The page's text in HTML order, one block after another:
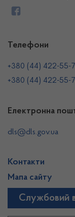
Телефони
+380 (44) 422-55-
+380 (44) 422-55-
Електронна
dls@dls.gov.ua
Контакти
Мапа сайту
Службовий